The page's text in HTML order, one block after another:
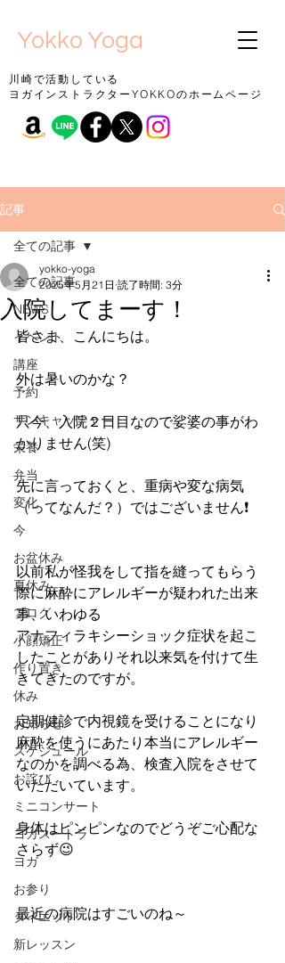
Yokko Yoga
川崎で活動している
ヨガインストラクターYOKKOのホームページ
記事
全ての記事
NEWS
イベント
講座
予約
サンキャッチャー
栄養
弁当
変化
今
お盆休み
夏休み
ブログ
小顔矯正
作り置き
休み
お知らせ
スケジュール
お詫び
ミニコンサート
ヨガスートラ
ヨガ
お参り
ダイエット
新レッスン
全ての記事
入院してまーす！
yokko-yoga
2025年5月21日 読了時間: 3分
皆さま、こんにちは。
外は暑いのかな？
只今、入院２日目なので娑婆の事がわ
かりません(笑)
先に言っておくと、重病や変な病気
（ってなんだ？）ではございません❗
以前私が怪我をして指を縫ってもらう
際に麻酔にアレルギーが疑われた出来
事、いわゆる
アナフィラキシーショック症状を起こ
したことがありそれ以来気を付けて生
きてきたのですが。
定期健診で内視鏡を受けることになり
麻酔を使うにあたり本当にアレルギー
なのかを調べる為、検査入院をさせて
いただいています。
身体はピンピンなのでどうぞご心配な
さらず😉
最近の病院はすごいのね～